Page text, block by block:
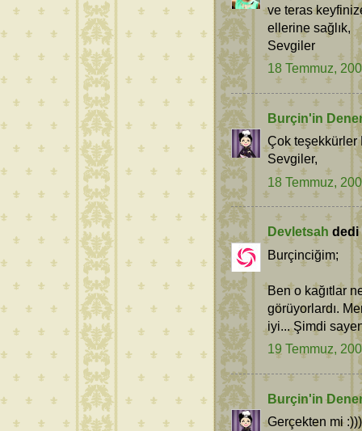
ve teras
ellerine sağlık,
Sevgiler
18 Temmuz,
Burçin'in
Çok teşekkürler
Sevgiler,
18 Temmuz,
Devletsah dedi
Burçinciğim;
Ben o kağıtlar
görüyorlardı.
iyi... Şimdi
19 Temmuz,
Burçin'in
Gerçekten mi :)))